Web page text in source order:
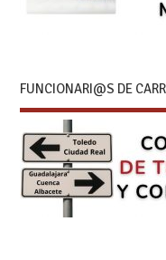
FUNCIONARI@S DE